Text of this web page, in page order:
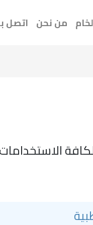
من نحن اتصل
الاستخدامات